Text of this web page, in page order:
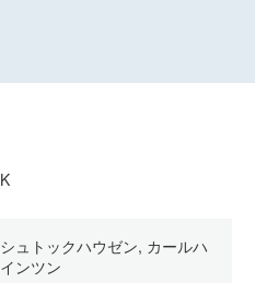
K
シュトックハウゼン, カールハ
インツン